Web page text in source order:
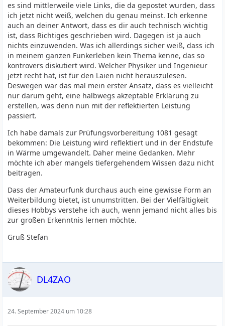
es sind mittlerweile viele Links, die da gepostet wurden, dass
ich jetzt nicht weiß, welchen du genau meinst. Ich erkenne
auch an deiner Antwort, dass es dir auch technisch wichtig
ist, dass Richtiges geschrieben wird. Dagegen ist ja auch
nichts einzuwenden. Was ich allerdings sicher weiß, dass ich
in meinem ganzen Funkerleben kein Thema kenne, das so
kontrovers diskutiert wird. Welcher Physiker und Ingenieur
jetzt recht hat, ist für den Laien nicht herauszulesen.
Deswegen war das mal mein erster Ansatz, dass es vielleicht
nur darum geht, eine halbwegs akzeptable Erklärung zu
erstellen, was denn nun mit der reflektierten Leistung
passiert.
Ich habe damals zur Prüfungsvorbereitung 1081 gesagt
bekommen: Die Leistung wird reflektiert und in der Endstufe
in Wärme umgewandelt. Daher meine Gedanken. Mehr
möchte ich aber mangels tiefergehendem Wissen dazu nicht
beitragen.
Dass der Amateurfunk durchaus auch eine gewisse Form an
Weiterbildung bietet, ist unumstritten. Bei der Vielfältigkeit
dieses Hobbys verstehe ich auch, wenn jemand nicht alles bis
zur großen Erkenntnis lernen möchte.
Gruß Stefan
DL4ZAO
24. September 2024 um 10:28